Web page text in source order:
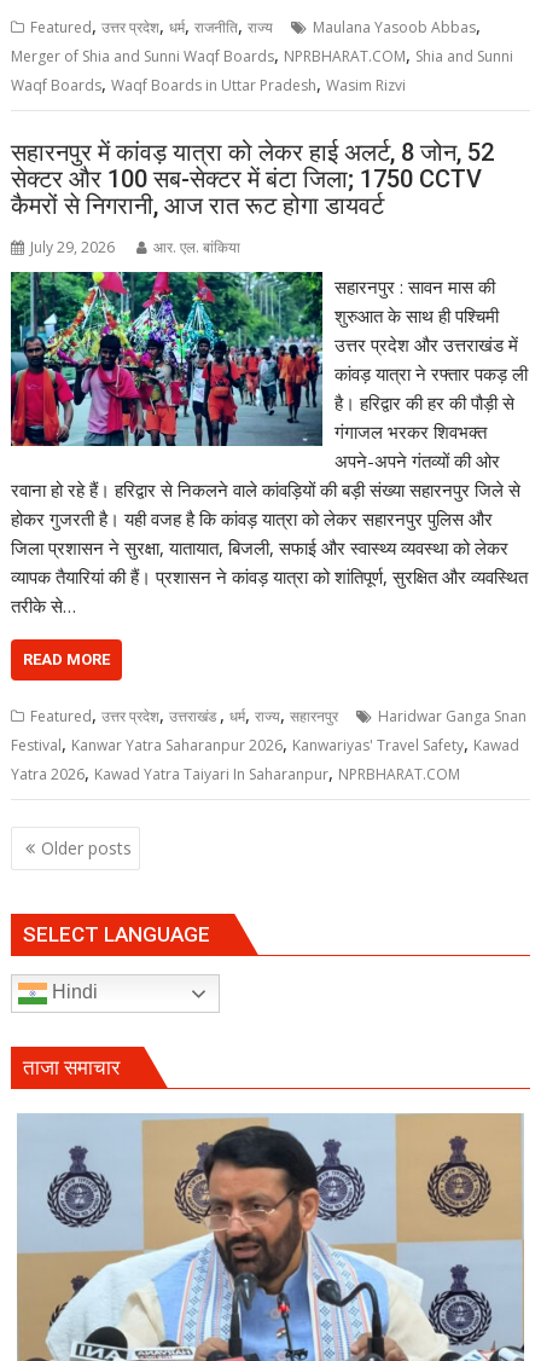
Featured,उत्तर प्रदेश,धर्म,राजनीति,राज्य Maulana Yasoob Abbas,
Merger of Shia and Sunni Waqf Boards, NPRBHARAT.COM, Shia and Sunni
Waqf Boards,Waqf Boards in Uttar Pradesh,Wasim Rizvi
सहारनपुर में कांवड़ यात्रा को लेकर हाई अलर्ट, 8 जोन, 52
सेक्टर और 100 सब-सेक्टर में बंटा जिला; 1750 CCTV
कैमरों से निगरानी, आज रात रूट होगा डायवर्ट
July 29, 2026 आर. एल. बांकिया
सहारनपुर : सावन मास की
शुरुआत के साथ ही पश्चिमी
उत्तर प्रदेश और उत्तराखंड में
कांवड़ यात्रा ने रफ्तार पकड़ ली
है। हरिद्वार की हर की पौड़ी से
गंगाजल भरकर शिवभक्त
अपने-अपने गंतव्यों की ओर
रवाना हो रहे हैं। हरिद्वार से निकलने वाले कांवड़ियों की बड़ी संख्या सहारनपुर जिले से
होकर गुजरती है। यही वजह है कि कांवड़ यात्रा को लेकर सहारनपुर पुलिस और
जिला प्रशासन ने सुरक्षा, यातायात, बिजली, सफाई और स्वास्थ्य व्यवस्था को लेकर
व्यापक तैयारियां की हैं। प्रशासन ने कांवड़ यात्रा को शांतिपूर्ण, सुरक्षित और व्यवस्थित
तरीके से…
READ MORE
Featured,उत्तर प्रदेश,उत्तराखंड,धर्म,राज्य,सहारनपुर
Haridwar Ganga Snan
Festival, Kanwar Yatra Saharanpur 2026, Kanwariyas' Travel Safety, Kawad
Yatra 2026, Kawad Yatra Taiyari In Saharanpur, NPRBHARAT.COM
Posts
navigation
Older posts
SELECT LANGUAGE
Hindi
ताजा समाचार